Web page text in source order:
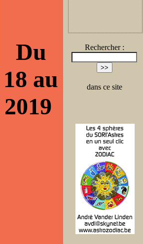
Rechercher :
dans ce site
Du
18 au